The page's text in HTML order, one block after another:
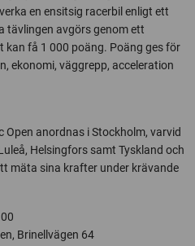
en ensitsig racerbil enligt ett
tävlingen avgörs genom ett
få 1 000 poäng. Poäng ges för
ekonomi, väggrepp, acceleration
Open anordnas i Stockholm, varvid
Helsingfors samt Tyskland och
mäta sina krafter under krävande
Brinellvägen 64